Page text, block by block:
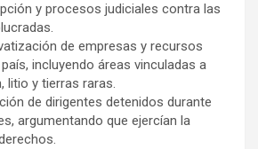
y procesos judiciales contra las
de empresas y recursos
incluyendo áreas vinculadas a
litio y tierras raras.
de dirigentes detenidos durante
argumentando que ejercían la